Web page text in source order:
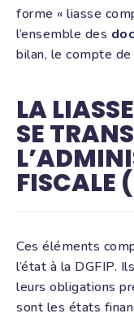
forme « liasse
l’ensemble des
bilan, le compte
LA
SE
FISCALE
Ces éléments
l’état à la DGFIP.
leurs obligations
sont les états